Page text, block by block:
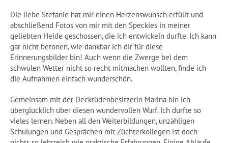
Die liebe Stefanie hat mir einen Herzenswunsch erfüllt und
abschließend Fotos von mir mit den Speckies in meiner
geliebten Heide geschossen, die ich entwickeln durfte. Ich kann
gar nicht betonen, wie dankbar ich dir für diese
Erinnerungsbilder bin! Auch wenn die Zwerge bei dem
schwülen Wetter nicht so recht mitmachen wollten, finde ich
die Aufnahmen einfach wunderschön.
Gemeinsam mit der Deckrüdenbesitzerin Marina bin ich
überglücklich über diesen wundervollen Wurf. Ich durfte so
vieles lernen. Neben all den Weiterbildungen, unzähligen
Schulungen und Gesprächen mit Züchterkollegen ist doch